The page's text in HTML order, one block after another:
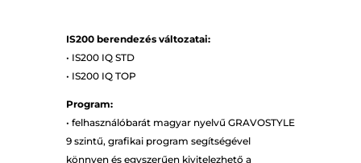
IS200 berendezés változatai:
• IS200 IQ STD
• IS200 IQ TOP
Program:
• felhasználóbarát magyar nyelvű GRAVOSTYLE
9 szintű, grafikai program segítségével
könnyen és egyszerűen kivitelezhető a